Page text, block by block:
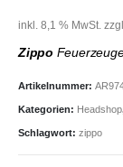
inkl. 8,1 % MwSt. zzgl.
Zippo
Artikelnummer:
Kategorien: Headshop
Schlagwort: zippo